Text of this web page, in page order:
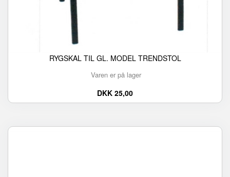
RYGSKAL TIL GL. MODEL TRENDSTOL
Varen er på lager
DKK 25,00